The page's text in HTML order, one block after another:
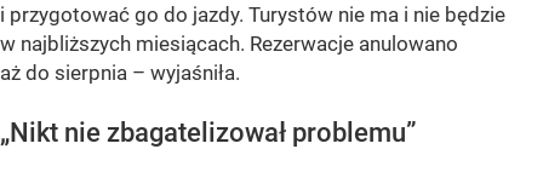
i przygotować go do jazdy. Turystów nie ma i nie będzie
w najbliższych miesiącach. Rezerwacje anulowano
aż do sierpnia – wyjaśniła.
„Nikt nie zbagatelizował problemu”